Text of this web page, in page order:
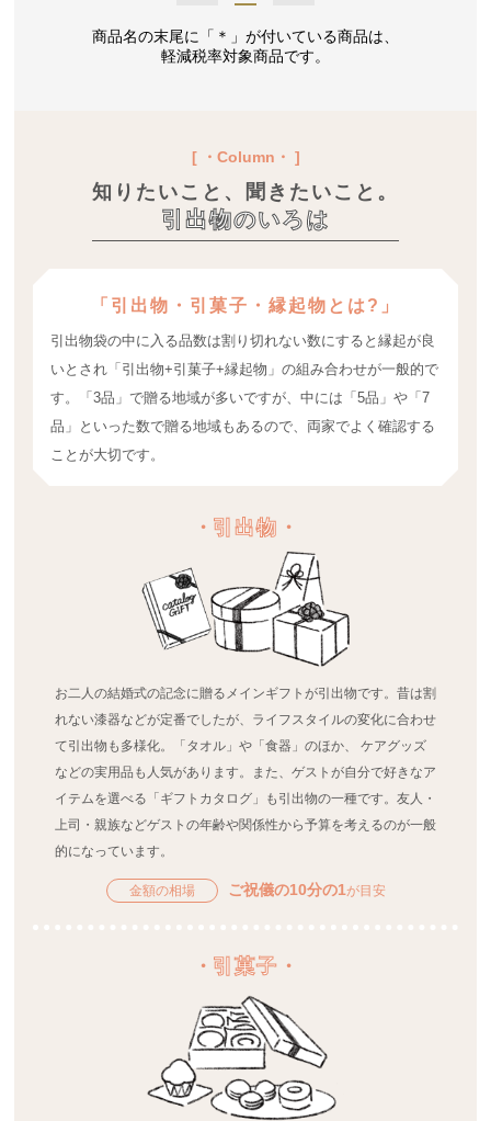
商品名の末尾に「＊」が付いている商品は、
軽減税率対象商品です。
[ ・Column・ ]
知りたいこと、聞きたいこと。
引出物のいろは
「引出物・引菓子・縁起物とは?」
引出物袋の中に入る品数は割り切れない数にすると縁起が良
いとされ「引出物+引菓子+縁起物」の組み合わせが一般的で
す。「3品」で贈る地域が多いですが、中には「5品」や「7
品」といった数で贈る地域もあるので、両家でよく確認する
ことが大切です。
・ 引出物 ・
お二人の結婚式の記念に贈るメインギフトが引出物です。昔は割
れない漆器などが定番でしたが、ライフスタイルの変化に合わせ
て引出物も多様化。「タオル」や「食器」のほか、 ケアグッズ
などの実用品も人気があります。また、ゲストが自分で好きなア
イテムを選べる「ギフトカタログ」も引出物の一種です。友人・
上司・親族などゲストの年齢や関係性から予算を考えるのが一般
的になっています。
金額の相場 ご祝儀の10分の1が目安
・ 引菓子 ・